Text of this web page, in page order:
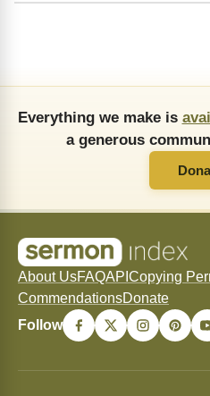
Everything we make is
a generous
About UsFAQAPI Copying
CommendationsDonate
Follow